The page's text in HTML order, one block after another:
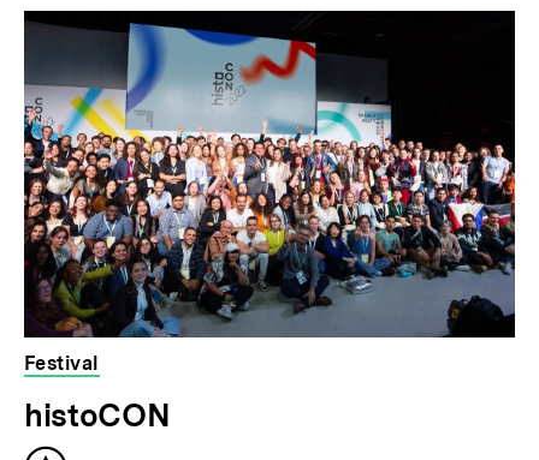
Festival
histoCON